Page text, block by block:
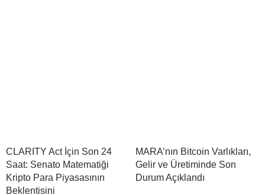
CLARITY Act İçin Son 24
Saat: Senato Matematiği
Kripto Para Piyasasının
Beklentisini
MARA’nın Bitcoin Varlıkları,
Gelir ve Üretiminde Son
Durum Açıklandı